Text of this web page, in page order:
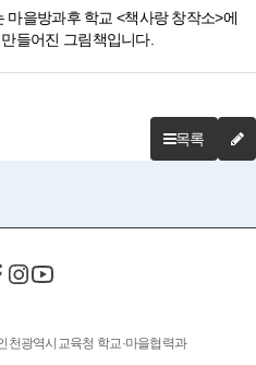
마을방과후 학교 <책사랑 창작소>에
들어진 그림책입니다.
목록
천광역시교육청 학교·마을협력과